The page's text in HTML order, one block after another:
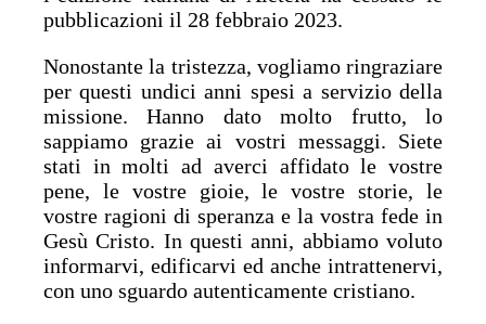
pubblicazioni il 28 febbraio 2023.
Nonostante la tristezza, vogliamo ringraziare
per questi undici anni spesi a servizio della
missione. Hanno dato molto frutto, lo
sappiamo grazie ai vostri messaggi. Siete
stati in molti ad averci affidato le vostre
pene, le vostre gioie, le vostre storie, le
vostre ragioni di speranza e la vostra fede in
Gesù Cristo. In questi anni, abbiamo voluto
informarvi, edificarvi ed anche intrattenervi,
con uno sguardo autenticamente cristiano.